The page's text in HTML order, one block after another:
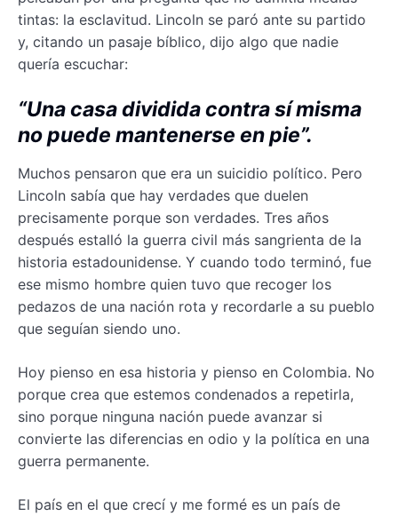
tintas: la esclavitud. Lincoln se paró ante su partido
y, citando un pasaje bíblico, dijo algo que nadie
quería escuchar:
“Una casa dividida contra sí misma
no puede mantenerse en pie”.
Muchos pensaron que era un suicidio político. Pero
Lincoln sabía que hay verdades que duelen
precisamente porque son verdades. Tres años
después estalló la guerra civil más sangrienta de la
historia estadounidense. Y cuando todo terminó, fue
ese mismo hombre quien tuvo que recoger los
pedazos de una nación rota y recordarle a su pueblo
que seguían siendo uno.
Hoy pienso en esa historia y pienso en Colombia. No
porque crea que estemos condenados a repetirla,
sino porque ninguna nación puede avanzar si
convierte las diferencias en odio y la política en una
guerra permanente.
El país en el que crecí y me formé es un país de